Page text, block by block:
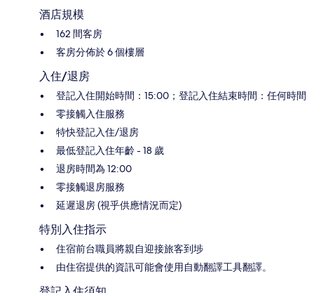
酒店規模
162 間客房
客房分佈於 6 個樓層
入住/退房
登記入住開始時間：15:00；登記入住結束時間：任何時間
零接觸入住服務
特快登記入住/退房
最低登記入住年齡 - 18 歲
退房時間為 12:00
零接觸退房服務
延遲退房 (視乎供應情況而定)
特別入住指示
住宿前台職員將親自迎接旅客到埗
由住宿提供的資訊可能會使用自動翻譯工具翻譯。